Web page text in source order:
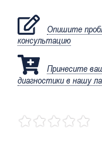
Опишите
консультацию
Принесите
диагностики в нашу